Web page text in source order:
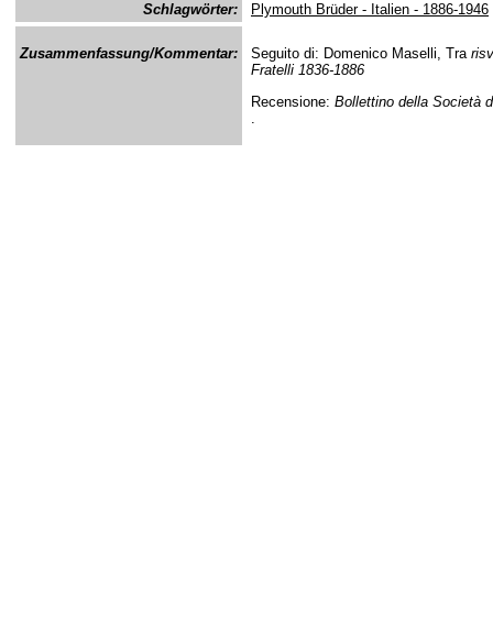
Schlagwörter:
Plymouth Brüder - Italien - 1886-1946
Zusammenfassung/Kommentar: Seguito di: Domenico Maselli, Tra
Fratelli 1836-1886
Recensione: Bollettino della Società